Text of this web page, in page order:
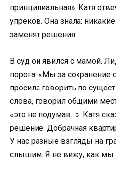
принципиальная». Катя
упрёков. Она знала:
заменят решения.
В суд он явился с мамой.
порога: «Мы за сохранение
просила говорить по
слова, говорил общими
«это не подумав…». Катя
решение. Добрачная
У нас разные взгляды на
слышим. Я не вижу, как мы